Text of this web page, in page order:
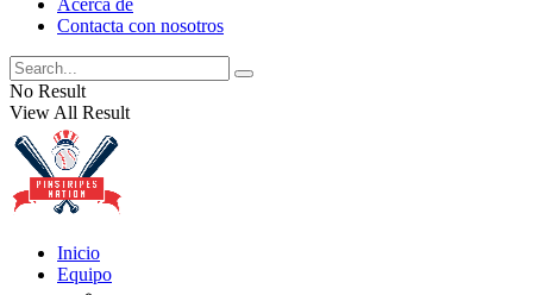
Acerca de
Contacta con nosotros
No Result
View All Result
Inicio
Equipo